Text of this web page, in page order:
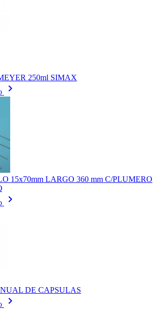
250ml SIMAX
keyboard_arrow_right
15x70mm LARGO 360 mm C/PLUMERO
keyboard_arrow_right
DE CAPSULAS
keyboard_arrow_right